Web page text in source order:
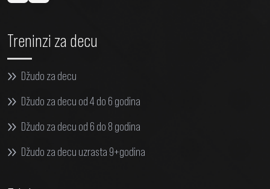
Treninzi za decu
Džudo za decu
Džudo za decu od 4 do 6 godina
Džudo za decu od 6 do 8 godina
Džudo za decu uzrasta 9+godina